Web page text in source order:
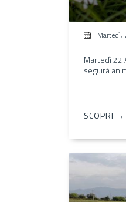
Martedì,
Martedì 22
seguirà
SCOPRI →